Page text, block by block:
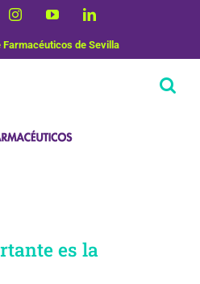
InstagramYouTubeLinkedIn
Farmacéuticos de Sevilla
es la